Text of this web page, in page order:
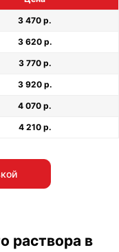
3 470 р.
3 620 р.
3 770 р.
3 920 р.
4 070 р.
4 210 р.
раствора в